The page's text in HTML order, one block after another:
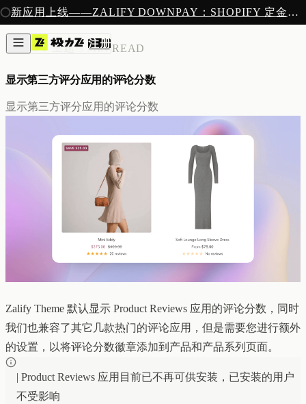
新应用上线——ZALIFY DOWNPAY：SHOPIFY 定金预售收款
注册
注册
产品
创作
邮件
AI 建站
落地页
获客
表单与提交
归因分析
定金收款
新
Z1
创意设计与建站
REACH
用户互动与增长
ANA
数据分析与归因
全部产品
ZALIFY 主题/3 MIN READ
显示第三方评分应用的评论分数
显示第三方评分应用的评论分数
Zalify Theme 默认显示 Product Reviews 应用的评论分数，同时
我们也兼容了其它几款热门的评论应用，但是需要您进行额外
的设置，以将评论分数徽章添加到产品和产品系列页面。
| Product Reviews 应用目前已不再可供安装，已安装的用户
不受影响